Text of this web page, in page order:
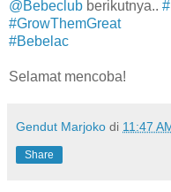
@Bebeclub berikutnya..
#GrowThemGreat
#Bebelac
Selamat mencoba!
Gendut Marjoko di 11:47
Share